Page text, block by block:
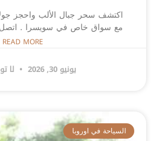
اكتشف سحر جبال الألب واحجز
مع سواق خاص في سويسرا . اتصل الآن:
READ MORE »
يونيو 30, 2026 لا
السياحة في اوروبا